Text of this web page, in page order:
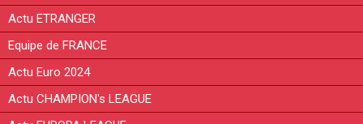
Actu ETRANGER
Equipe de FRANCE
Actu Euro 2024
Actu CHAMPION's LEAGUE